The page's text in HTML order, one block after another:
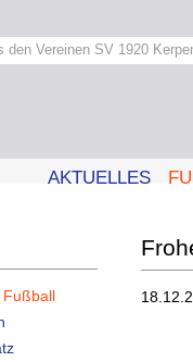
den Vereinen SV 1920
AKTUELLES
Fußball